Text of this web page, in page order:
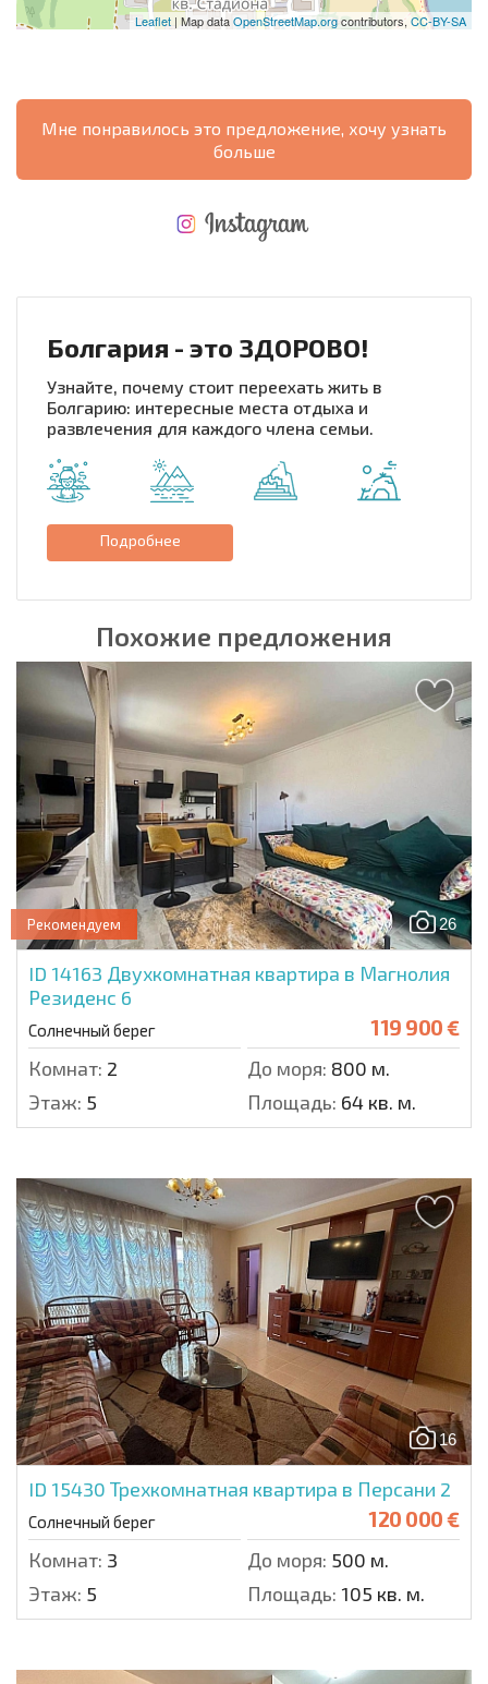
Leaflet | Map dataOpenStreetMap.orgcontributors, CC-BY-SA
Мне понравилось это предложение, хочу узнать
больше
Болгария - это ЗДОРОВО!
Узнайте, почему стоит переехать жить в
Болгарию: интересные места отдыха и
развлечения для каждого члена семьи.
Подробнее
Похожие предложения
26
Рекомендуем
ID 14163 Двухкомнатная квартира в Магнолия
Резиденс 6
Солнечный берег 119 900 €
Комнат: 2 До моря: 800 м.
Этаж: 5 Площадь: 64 кв. м.
16
ID 15430 Трехкомнатная квартира в Персани 2
Солнечный берег 120 000 €
Комнат: 3 До моря: 500 м.
Этаж: 5 Площадь: 105 кв. м.